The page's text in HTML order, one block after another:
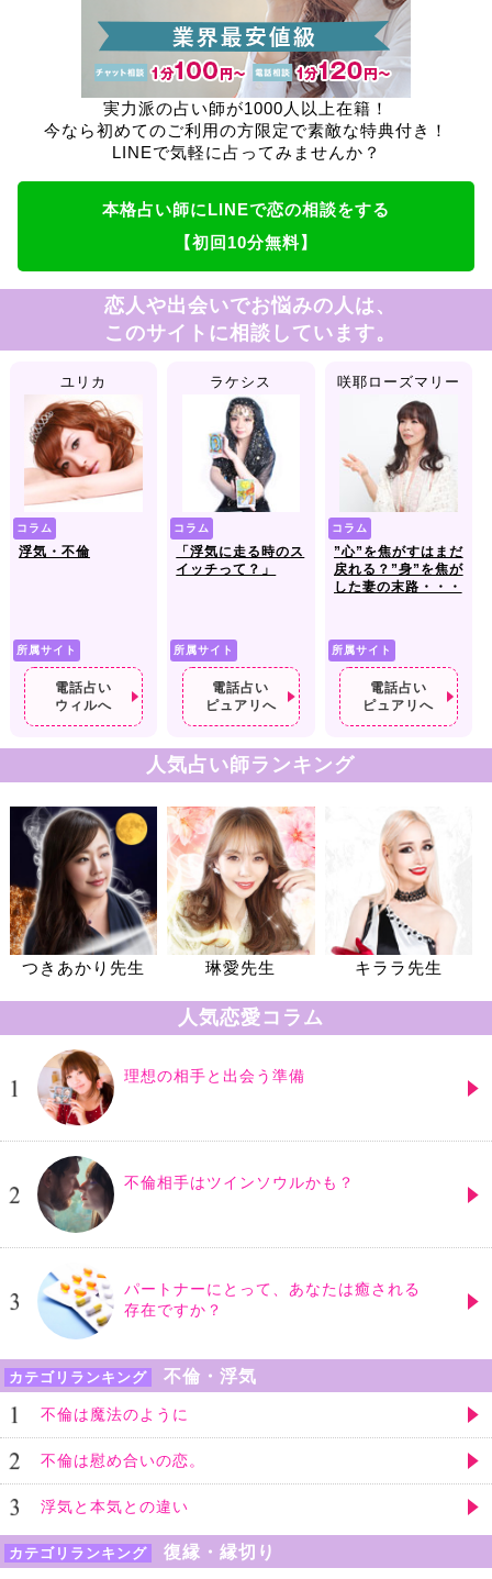
実力派の占い師が1000人以上在籍！
今なら初めてのご利用の方限定で素敵な特典付き！
LINEで気軽に占ってみませんか？
本格占い師にLINEで恋の相談をする
【初回10分無料】
恋人や出会いでお悩みの人は、
このサイトに相談しています。
ユリカ
コラム
浮気・不倫
所属サイト
電話占い
ウィルへ
ラケシス
コラム
「浮気に走る時のス
イッチって？」
所属サイト
電話占い
ピュアリへ
咲耶ローズマリー
コラム
”心”を焦がすはまだ
戻れる？”身”を焦が
した妻の末路・・・
所属サイト
電話占い
ピュアリへ
人気占い師ランキング
つきあかり先生 琳愛先生 キララ先生
人気恋愛コラム
理想の相手と出会う準備
不倫相手はツインソウルかも？
パートナーにとって、あなたは癒される
存在ですか？
カテゴリランキング 不倫・浮気
不倫は魔法のように
不倫は慰め合いの恋。
浮気と本気との違い
カテゴリランキング 復縁・縁切り